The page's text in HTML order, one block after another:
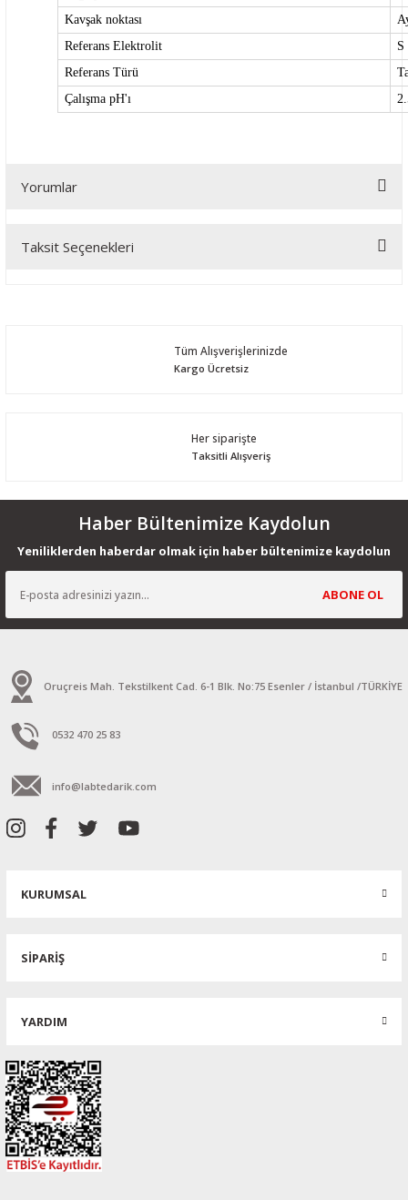
Kavşak noktası
Referans Elektrolit
S
Referans Türü
Çalışma pH'ı
Yorumlar
Taksit Seçenekleri
Tüm Alışverişlerinizde
Kargo Ücretsiz
Her siparişte
Taksitli Alışveriş
Haber Bültenimize Kaydolun
Yeniliklerden haberdar olmak için haber bültenimize kaydolun
ABONE OL
Oruçreis Mah. Tekstilkent Cad. 6-1 Blk. No:75 Esenler / İstanbul /TÜRKİYE
0532 470 25 83
info@labtedarik.com
KURUMSAL
SİPARİŞ
YARDIM